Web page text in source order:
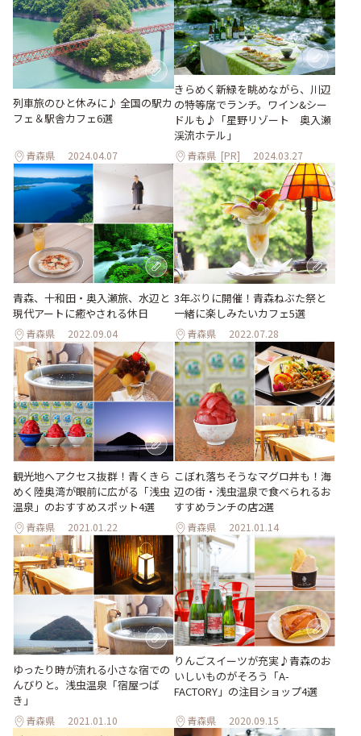
列車旅のひと休みに♪ 全国の駅カ
フェ＆駅舎カフェ6選
青森県 2024.04.07
きらめく新緑を眺めながら、川辺
の特等席でランチ。ワイン&シー
ドルも♪「星野リゾート 奥⼊瀬
渓流ホテル」
青森県 [PR] 2024.03.27
青森、十和田・奥入瀬旅、水辺と
現代アートに癒やされる休日
青森県 2022.09.04
3年ぶりに開催！青森ねぶた祭と
一緒に楽しみたいカフェ5選
青森県 2022.07.28
観光地へアクセス抜群！青くきら
めく陸奥湾が眼前に広がる「浅虫
温泉」のおすすめスポット4選
青森県 2021.01.22
こぼれ落ちそうなマグロ丼も！海
辺の街・浅虫温泉で食べられるお
すすめランチの店2選
青森県 2021.01.14
ゆったり時が流れる小さな宿での
んびりと。浅虫温泉「宿屋つば
き」
青森県 2021.01.10
りんごスイーツが充実♪青森のお
いしいものがそろう「A-
FACTORY」の注目ショップ4選
青森県 2020.09.15